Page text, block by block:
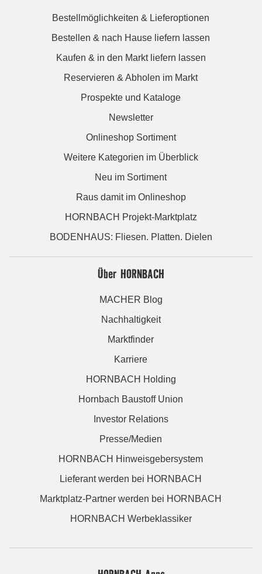
Bestellmöglichkeiten & Lieferoptionen
Bestellen & nach Hause liefern lassen
Kaufen & in den Markt liefern lassen
Reservieren & Abholen im Markt
Prospekte und Kataloge
Newsletter
Onlineshop Sortiment
Weitere Kategorien im Überblick
Neu im Sortiment
Raus damit im Onlineshop
HORNBACH Projekt-Marktplatz
BODENHAUS: Fliesen. Platten. Dielen
Über HORNBACH
MACHER Blog
Nachhaltigkeit
Marktfinder
Karriere
HORNBACH Holding
Hornbach Baustoff Union
Investor Relations
Presse/Medien
HORNBACH Hinweisgebersystem
Lieferant werden bei HORNBACH
Marktplatz-Partner werden bei HORNBACH
HORNBACH Werbeklassiker